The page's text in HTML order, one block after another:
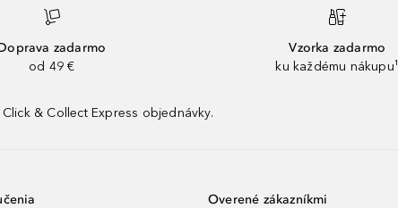
zadarmo
od 49 €
Vzorka zadarmo
ku každému nákupu¹
& Collect Express objednávky.
Overené zákazníkmi